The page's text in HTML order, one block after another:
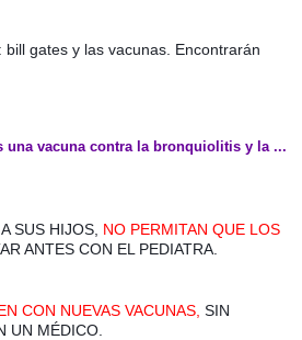
gates y las vacunas. Encontrarán
una vacuna contra la bronquiolitis y la ...
SUS HIJOS, NO PERMITAN QUE LOS
ANTES CON EL PEDIATRA.
CON NUEVAS VACUNAS, SIN
UN MÉDICO.